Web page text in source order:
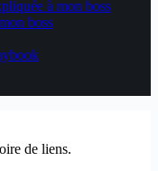
à mon boss
boss
de liens.